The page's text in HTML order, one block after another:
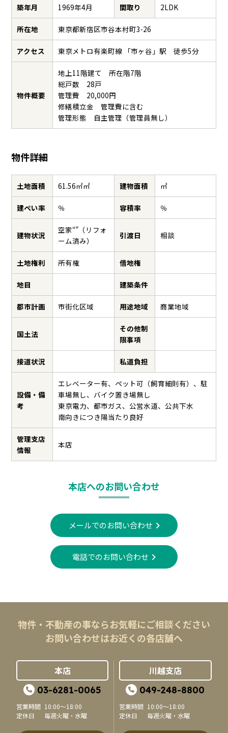
築年月 1969年4月 間取り 2LDK
所在地 東京都新宿区市谷本村町3-26
アクセス 東京メトロ有楽町線 「市ヶ谷」駅 徒歩5分
物件概要
地上11階建て 所在階7階
総戸数 28戸
管理費 20,000円
修繕積立金 管理費に含む
管理形態 自主管理（管理員無し）
物件詳細
土地面積 61.56㎡㎡ 建物面積 ㎡
建ぺい率 ％ 容積率 ％
建物状況
空家“”（リフォ
ーム済み）
引渡日 相談
土地権利 所有権 借地権
地目 建築条件
都市計画 市街化区域 用途地域 商業地域
国土法
その他制
限事項
接道状況 私道負担
設備・備
考
エレベーター有、ペット可（飼育細則有）、駐
車場無し、バイク置き場無し
東京電力、都市ガス、公営水道、公共下水
南向きにつき陽当たり良好
管理支店
情報
本店
本店へのお問い合わせ
メールでのお問い合わせ
電話でのお問い合わせ
物件・不動産の事ならお気軽にご相談ください
お問い合わせはお近くの各店舗へ
本店
03-6281-0065
営業時間 10:00～18:00
定休日
毎週火曜・水曜
川越支店
049-248-8800
営業時間 10:00～18:00
定休日
毎週火曜・水曜